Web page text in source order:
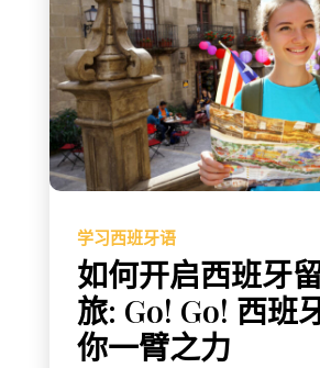
学习西班牙语
如何开启西班牙
旅: Go! Go! 西班
你一臂之力